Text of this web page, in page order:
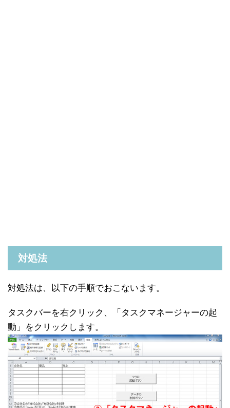
対処法
対処法は、以下の手順でおこないます。
タスクバーを右クリック、「タスクマネージャーの起
動」をクリックします。